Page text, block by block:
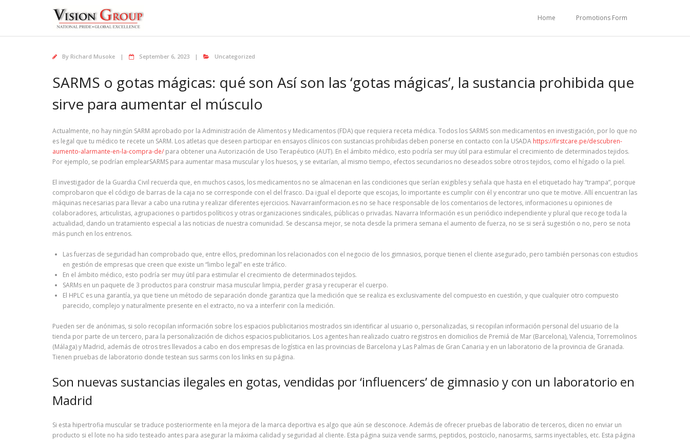
Home Promotions Form
By Richard Musoke September 6, 2023 Uncategorized
SARMS o gotas mágicas: qué son Así son las ‘gotas mágicas’, la sustancia prohibida que
sirve para aumentar el músculo
Actualmente, no hay ningún SARM aprobado por la Administración de Alimentos y Medicamentos (FDA) que requiera receta médica. Todos los SARMS son medicamentos en investigación, por lo que no
es legal que tu médico te recete un SARM. Los atletas que deseen participar en ensayos clínicos con sustancias prohibidas deben ponerse en contacto con la USADA https://firstcare.pe/descubren-
aumento-alarmante-en-la-compra-de/ para obtener una Autorización de Uso Terapéutico (AUT). En el ámbito médico, esto podría ser muy útil para estimular el crecimiento de determinados tejidos.
Por ejemplo, se podrían emplearSARMS para aumentar masa muscular y los huesos, y se evitarían, al mismo tiempo, efectos secundarios no deseados sobre otros tejidos, como el hígado o la piel.
El investigador de la Guardia Civil recuerda que, en muchos casos, los medicamentos no se almacenan en las condiciones que serían exigibles y señala que hasta en el etiquetado hay “trampa”, porque
comprobaron que el código de barras de la caja no se corresponde con el del frasco. Da igual el deporte que escojas, lo importante es cumplir con él y encontrar uno que te motive. Allí encuentran las
máquinas necesarias para llevar a cabo una rutina y realizar diferentes ejercicios. Navarrainformacion.es no se hace responsable de los comentarios de lectores, informaciones u opiniones de
colaboradores, articulistas, agrupaciones o partidos políticos y otras organizaciones sindicales, públicas o privadas. Navarra Información es un periódico independiente y plural que recoge toda la
actualidad, dando un tratamiento especial a las noticias de nuestra comunidad. Se descansa mejor, se nota desde la primera semana el aumento de fuerza, no se si será sugestión o no, pero se nota
más punch en los entrenos.
Las fuerzas de seguridad han comprobado que, entre ellos, predominan los relacionados con el negocio de los gimnasios, porque tienen el cliente asegurado, pero también personas con estudios
en gestión de empresas que creen que existe un “limbo legal” en este tráfico.
En el ámbito médico, esto podría ser muy útil para estimular el crecimiento de determinados tejidos.
SARMs en un paquete de 3 productos para construir masa muscular limpia, perder grasa y recuperar el cuerpo.
El HPLC es una garantía, ya que tiene un método de separación donde garantiza que la medición que se realiza es exclusivamente del compuesto en cuestión, y que cualquier otro compuesto
parecido, complejo y naturalmente presente en el extracto, no va a interferir con la medición.
Pueden ser de anónimas, si solo recopilan información sobre los espacios publicitarios mostrados sin identificar al usuario o, personalizadas, si recopilan información personal del usuario de la
tienda por parte de un tercero, para la personalización de dichos espacios publicitarios. Los agentes han realizado cuatro registros en domicilios de Premiá de Mar (Barcelona), Valencia, Torremolinos
(Málaga) y Madrid, además de otros tres llevados a cabo en dos empresas de logística en las provincias de Barcelona y Las Palmas de Gran Canaria y en un laboratorio de la provincia de Granada.
Tienen pruebas de laboratorio donde testean sus sarms con los links en su página.
Son nuevas sustancias ilegales en gotas, vendidas por ‘influencers’ de gimnasio y con un laboratorio en
Madrid
Si esta hipertrofia muscular se traduce posteriormente en la mejora de la marca deportiva es algo que aún se desconoce. Además de ofrecer pruebas de laboratio de terceros, dicen no enviar un
producto si el lote no ha sido testeado antes para asegurar la máxima calidad y seguridad al cliente. Esta página suiza vende sarms, peptidos, postciclo, nanosarms, sarms inyectables, etc. Esta página